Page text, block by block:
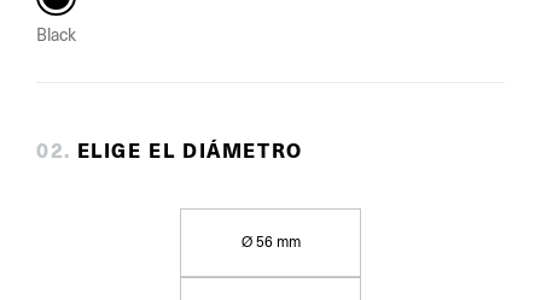
Black
02. ELIGE EL DIÁMETRO
Ø 56 mm